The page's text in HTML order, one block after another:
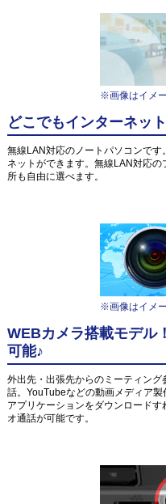
※画像はイメ
どこでもインターネッ
無線LAN対応のノートパソコンで
ネットができます。無線LAN対応
所も自由に選べます。
※画像はイメー
WEBカメラ搭載モデル
可能♪
外出先・出張先からのミーティン
話。YouTubeなどの動画メディア
アプリケーションをダウンロード
オ通話が可能です。